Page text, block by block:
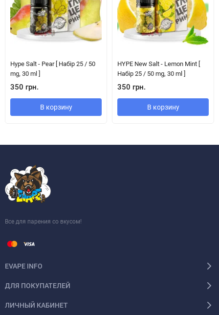
Hype Salt - Pear [ Набір 25 / 50
mg, 30 ml ]
350 грн.
В корзину
HYPE New Salt - Lemon Mint [
Набір 25 / 50 mg, 30 ml ]
350 грн.
В корзину
Все для парения со вкусом!
EVAPE INFO
ДЛЯ ПОКУПАТЕЛЕЙ
ЛИЧНЫЙ КАБИНЕТ